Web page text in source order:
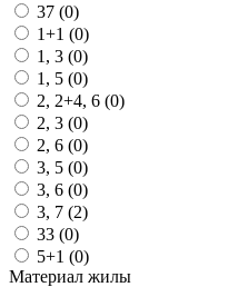
37 (0)
1+1 (0)
1, 3 (0)
1, 5 (0)
2, 2+4, 6 (0)
2, 3 (0)
2, 6 (0)
3, 5 (0)
3, 6 (0)
3, 7 (2)
33 (0)
5+1 (0)
Материал жилы